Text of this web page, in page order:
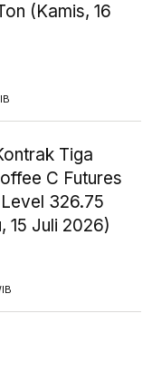
(Kamis, 16
Tiga
C Futures
326.75
15 Juli 2026)